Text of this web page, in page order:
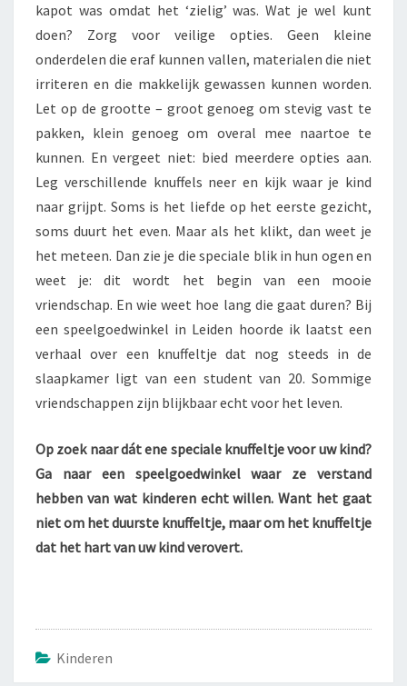
kapot was omdat het ‘zielig’ was. Wat je wel kunt
doen? Zorg voor veilige opties. Geen kleine
onderdelen die eraf kunnen vallen, materialen die niet
irriteren en die makkelijk gewassen kunnen worden.
Let op de grootte – groot genoeg om stevig vast te
pakken, klein genoeg om overal mee naartoe te
kunnen. En vergeet niet: bied meerdere opties aan.
Leg verschillende knuffels neer en kijk waar je kind
naar grijpt. Soms is het liefde op het eerste gezicht,
soms duurt het even. Maar als het klikt, dan weet je
het meteen. Dan zie je die speciale blik in hun ogen en
weet je: dit wordt het begin van een mooie
vriendschap. En wie weet hoe lang die gaat duren? Bij
een speelgoedwinkel in Leiden hoorde ik laatst een
verhaal over een knuffeltje dat nog steeds in de
slaapkamer ligt van een student van 20. Sommige
vriendschappen zijn blijkbaar echt voor het leven.
Op zoek naar dát ene speciale knuffeltje voor uw kind?
Ga naar een speelgoedwinkel waar ze verstand
hebben van wat kinderen echt willen. Want het gaat
niet om het duurste knuffeltje, maar om het knuffeltje
dat het hart van uw kind verovert.
Kinderen